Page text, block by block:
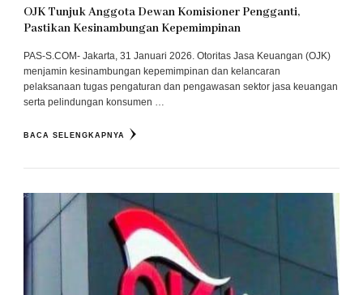
OJK Tunjuk Anggota Dewan Komisioner Pengganti,
Pastikan Kesinambungan Kepemimpinan
PAS-S.COM- Jakarta, 31 Januari 2026. Otoritas Jasa Keuangan (OJK)
menjamin kesinambungan kepemimpinan dan kelancaran
pelaksanaan tugas pengaturan dan pengawasan sektor jasa keuangan
serta pelindungan konsumen …
BACA SELENGKAPNYA